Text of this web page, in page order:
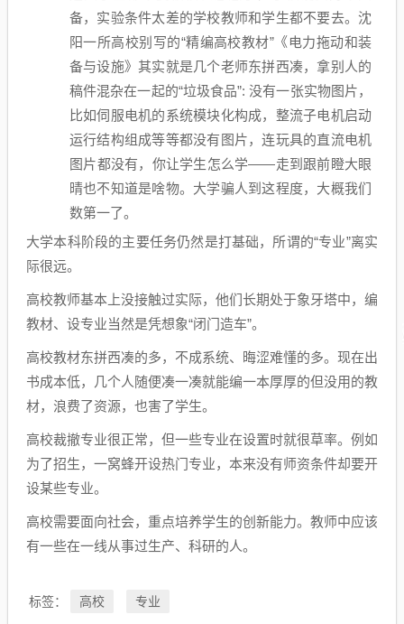
备，实验条件太差的学校教师和学生都不要去。沈
阳一所高校别写的“精编高校教材”《电力拖动和装
备与设施》其实就是几个老师东拼西凑，拿别人的
稿件混杂在一起的“垃圾食品”: 没有一张实物图片，
比如伺服电机的系统模块化构成，整流子电机启动
运行结构组成等等都没有图片，连玩具的直流电机
图片都没有，你让学生怎么学——走到跟前瞪大眼
晴也不知道是啥物。大学骗人到这程度，大概我们
数第一了。
大学本科阶段的主要任务仍然是打基础，所谓的“专业”离实
际很远。
高校教师基本上没接触过实际，他们长期处于象牙塔中，编
教材、设专业当然是凭想象“闭门造车”。
高校教材东拼西凑的多，不成系统、晦涩难懂的多。现在出
书成本低，几个人随便凑一凑就能编一本厚厚的但没用的教
材，浪费了资源，也害了学生。
高校裁撤专业很正常，但一些专业在设置时就很草率。例如
为了招生，一窝蜂开设热门专业，本来没有师资条件却要开
设某些专业。
高校需要面向社会，重点培养学生的创新能力。教师中应该
有一些在一线从事过生产、科研的人。
标签： 高校 专业